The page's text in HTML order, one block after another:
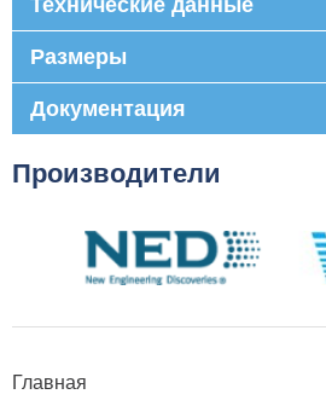
Размеры
Документация
Производители
Главная